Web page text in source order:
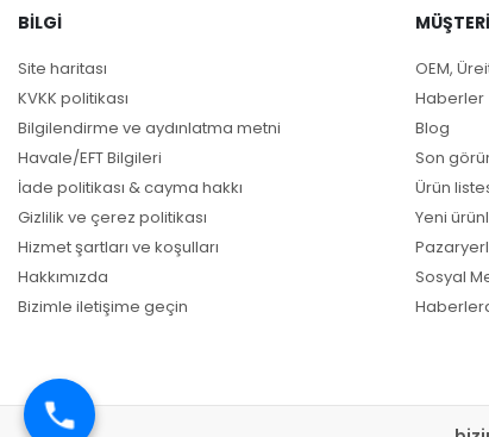
BILGI
Site haritası
KVKK politikası
Bilgilendirme ve aydınlatma metni
Havale/EFT Bilgileri
İade politikası & cayma hakkı
Gizlilik ve çerez politikası
Hizmet şartları ve koşulları
Hakkımızda
Bizimle iletişime geçin
OEM,
Haberler
Blog
Son
Ürün
Yeni
Sosyal